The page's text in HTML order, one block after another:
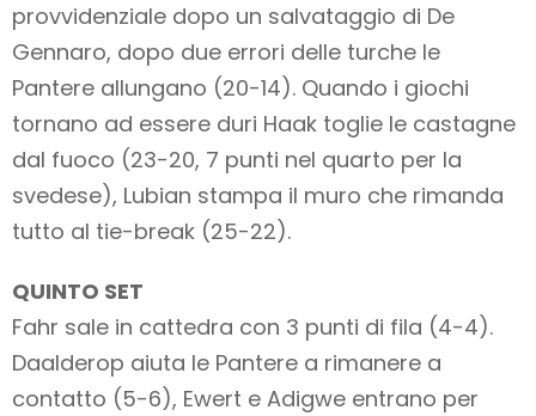
provvidenziale dopo un salvataggio di De
Gennaro, dopo due errori delle turche le
Pantere allungano (20-14). Quando i giochi
tornano ad essere duri Haak toglie le castagne
dal fuoco (23-20, 7 punti nel quarto per la
svedese), Lubian stampa il muro che rimanda
tutto al tie-break (25-22).
QUINTO SET
Fahr sale in cattedra con 3 punti di fila (4-4).
Daalderop aiuta le Pantere a rimanere a
contatto (5-6), Ewert e Adigwe entrano per